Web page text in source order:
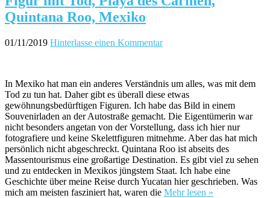
Quintana Roo, Mexiko
01/11/2019 Hinterlasse einen Kommentar
In Mexiko hat man ein anderes Verständnis um alles, was mit dem
Tod zu tun hat. Daher gibt es überall diese etwas
gewöhnungsbedürftigen Figuren. Ich habe das Bild in einem
Souvenirladen an der Autostraße gemacht. Die Eigentümerin war
nicht besonders angetan von der Vorstellung, dass ich hier nur
fotografiere und keine Skelettfiguren mitnehme. Aber das hat mich
persönlich nicht abgeschreckt. Quintana Roo ist abseits des
Massentourismus eine großartige Destination. Es gibt viel zu sehen
und zu entdecken in Mexikos jüngstem Staat. Ich habe eine
Geschichte über meine Reise durch Yucatan hier geschrieben. Was
mich am meisten fasziniert hat, waren die Mehr lesen »